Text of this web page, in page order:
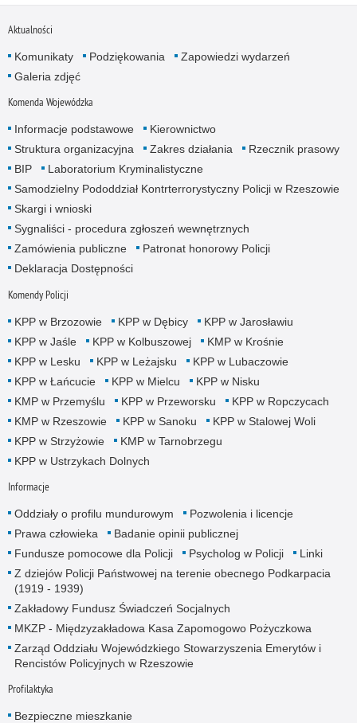
Aktualności
Komunikaty Podziękowania
Zapowiedzi wydarzeń
Galeria zdjęć
Komenda Wojewódzka
Informacje podstawowe
Kierownictwo
Struktura organizacyjna
Zakres działania
Rzecznik prasowy
BIP
Laboratorium Kryminalistyczne
Samodzielny Pododdział Kontrterrorystyczny Policji w Rzeszowie
Skargi i wnioski
Sygnaliści - procedura zgłoszeń wewnętrznych
Zamówienia publiczne
Patronat honorowy Policji
Deklaracja Dostępności
Komendy Policji
KPP w Brzozowie KPP w Dębicy
KPP w Jarosławiu
KPP w Jaśle
KPP w Kolbuszowej
KMP w Krośnie
KPP w Lesku
KPP w Leżajsku
KPP w Lubaczowie
KPP w Łańcucie
KPP w Mielcu
KPP w Nisku
KMP w Przemyślu
KPP w Przeworsku
KPP w Ropczycach
KMP w Rzeszowie
KPP w Sanoku
KPP w Stalowej Woli
KPP w Strzyżowie
KMP w Tarnobrzegu
KPP w Ustrzykach Dolnych
Informacje
Oddziały o profilu mundurowym
Pozwolenia i licencje
Prawa człowieka
Badanie opinii publicznej
Fundusze pomocowe dla Policji
Psycholog w Policji
Linki
Z dziejów Policji Państwowej na terenie obecnego Podkarpacia
(1919 - 1939)
Zakładowy Fundusz Świadczeń Socjalnych
MKZP - Międzyzakładowa Kasa Zapomogowo Pożyczkowa
Zarząd Oddziału Wojewódzkiego Stowarzyszenia Emerytów i
Rencistów Policyjnych w Rzeszowie
Profilaktyka
Bezpieczne mieszkanie